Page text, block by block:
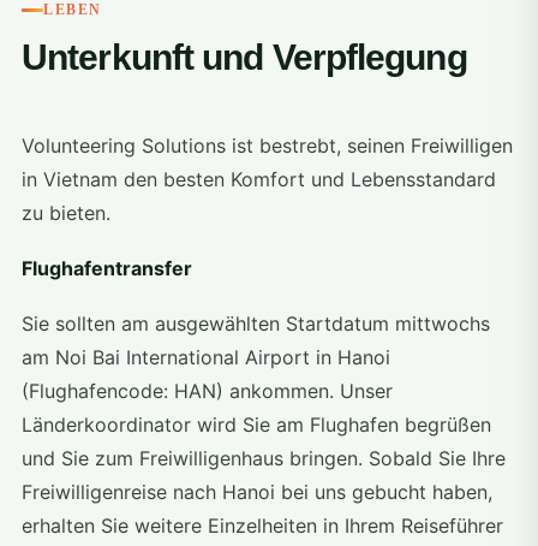
LEBEN
Unterkunft und Verpflegung
Volunteering Solutions ist bestrebt, seinen Freiwilligen
in Vietnam den besten Komfort und Lebensstandard
zu bieten.
Flughafentransfer
Sie sollten am ausgewählten Startdatum mittwochs
am Noi Bai International Airport in Hanoi
(Flughafencode: HAN) ankommen. Unser
Länderkoordinator wird Sie am Flughafen begrüßen
und Sie zum Freiwilligenhaus bringen. Sobald Sie Ihre
Freiwilligenreise nach Hanoi bei uns gebucht haben,
erhalten Sie weitere Einzelheiten in Ihrem Reiseführer